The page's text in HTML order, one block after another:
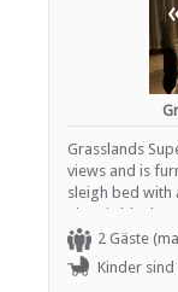
Parkplatz
Rezeption
Safe
Rauchen:
Rauchen:
ESSEN
Bar
Braai / Grill
Grasslands
views and is
sleigh bed with
electric
basin. There is
flat screen TV,
2 Gäste
Kinder